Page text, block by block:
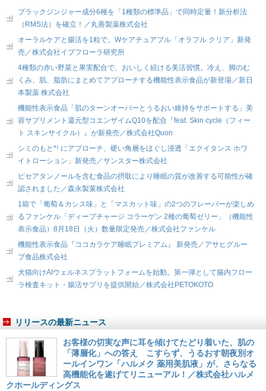
ブラックジンジャー成分6種を「1種類の標準品」で同時定量！新分析法
（RMS法）を確立！／丸善製薬株式会社
オーラルケアと腸活を1粒で。Wケアチュアブル「オラフル クリア」新発
売／株式会社イブフローラ研究所
4種類の赤い野菜と果実配合で、おいしく続ける美活習慣。冷え、脚のむ
くみ、肌、脂肪にまとめてアプローチする機能性表示食品が新登場／新日
本製薬 株式会社
機能性表示食品「肌のターンオーバーとうるおい維持をサポートする」美
容サプリメント還元型コエンザイムQ10を配合『feat. Skin cycle（フィー
ト スキンサイクル）』が新発売／株式会社Quon
シミのもと*¹ にアプローチ、硬い角層をほぐし浸透「エクイタンス ホワ
イトローション」新発売／サンスター株式会社
ピセアタンノールを含む食品の摂取により睡眠の質が改善する可能性が確
認されました／森永製菓株式会社
1箱で「葡萄＆カシス味」と「マスカット味」の2つのフレーバーが楽しめ
るファンケル「ディープチャージ コラーゲン 2種の葡萄ゼリー」（機能性
表示食品）8月18日（火）数量限定発売／株式会社ファンケル
機能性表示食品『ココカラケア睡眠プレミアム』 新発売／アサヒグルー
プ食品株式会社
犬猫向けAIウェルネスプラットフォームを始動。第一弾として腸内フロー
ラ検査キット・腸活サプリを提供開始／株式会社PETOKOTO
リリースの最新ニュース
お客様の切実な声に耳を傾けてたどり着いた、肌の
「薄層化」への答え こすらず、うるおす朝夜別オ
ールインワン「ハルメク 薬用美肌液」が、さらなる
高機能化を遂げてリニューアル！／株式会社ハルメ
クホールディングス